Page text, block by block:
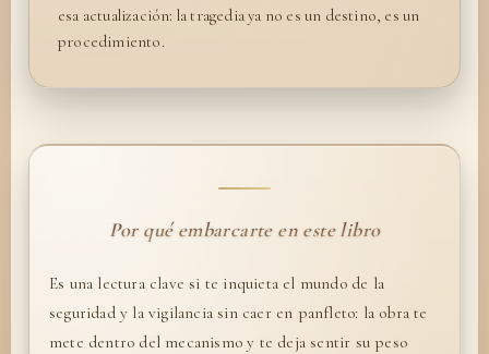
esa actualización: la tragedia ya no es un destino, es un
procedimiento.
Por qué embarcarte en este libro
Es una lectura clave si te inquieta el mundo de la
seguridad y la vigilancia sin caer en panfleto: la obra te
mete dentro del mecanismo y te deja sentir su peso